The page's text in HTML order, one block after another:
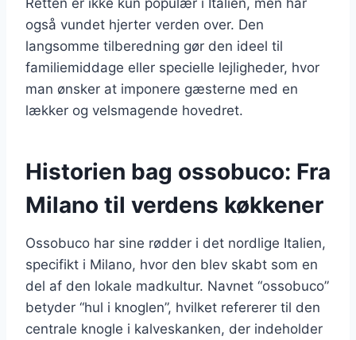
også vundet hjerter verden over. Den
langsomme tilberedning gør den ideel til
familiemiddage eller specielle lejligheder, hvor
man ønsker at imponere gæsterne med en
lækker og velsmagende hovedret.
Historien bag ossobuco: Fra
Milano til verdens køkkener
Ossobuco har sine rødder i det nordlige Italien,
specifikt i Milano, hvor den blev skabt som en
del af den lokale madkultur. Navnet “ossobuco”
betyder “hul i knoglen”, hvilket refererer til den
centrale knogle i kalveskanken, der indeholder